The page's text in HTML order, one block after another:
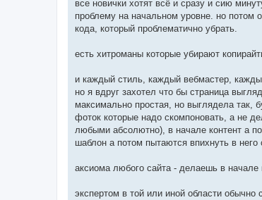
все новички хотят всё и сразу и сию
проблему на начальном уровне. но потом
кода, который проблематично убрать.
есть хитроманы которые убирают
и каждый стиль, каждый вебмастер,
но я вдруг захотел что бы страница
максимально простая, но выглядела так,
фоток которые надо скомпоновать, а не
любыми абсолютно), в начале контент а
шаблон а потом пытаются впихнуть в
аксиома любого сайта - делаешь в
экспертом в той или иной области обычно